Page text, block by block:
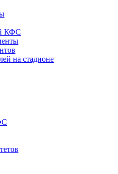
КФС
на стадионе